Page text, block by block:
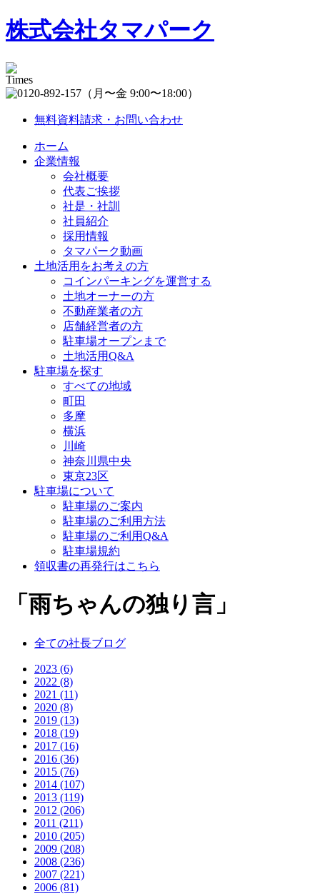
株式会社タマパーク
（月〜金 9:00〜18:00）
無料資料請求・お問い合わせ
ホーム
企業情報
会社概要
代表ご挨拶
社是・社訓
社員紹介
採用情報
タマパーク動画
土地活用をお考えの方
コインパーキングを運営する
土地オーナーの方
不動産業者の方
店舗経営者の方
駐車場オープンまで
土地活用Q&A
駐車場を探す
すべての地域
町田
多摩
横浜
川崎
神奈川県中央
東京23区
駐車場について
駐車場のご案内
駐車場のご利用方法
駐車場のご利用Q&A
駐車場規約
領収書の再発行はこちら
「雨ちゃんの独り言」
全ての社長ブログ
2023 (6)
2022 (8)
2021 (11)
2020 (8)
2019 (13)
2018 (19)
2017 (16)
2016 (36)
2015 (76)
2014 (107)
2013 (119)
2012 (206)
2011 (211)
2010 (205)
2009 (208)
2008 (236)
2007 (221)
2006 (81)